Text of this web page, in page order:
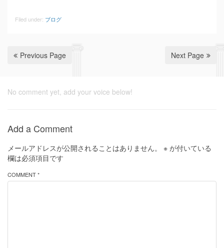
Filed under: ブログ
Previous Page Next Page
No comment yet, add your voice below!
Add a Comment
メールアドレスが公開されることはありません。 ※ が付いている
欄は必須項目です
COMMENT *